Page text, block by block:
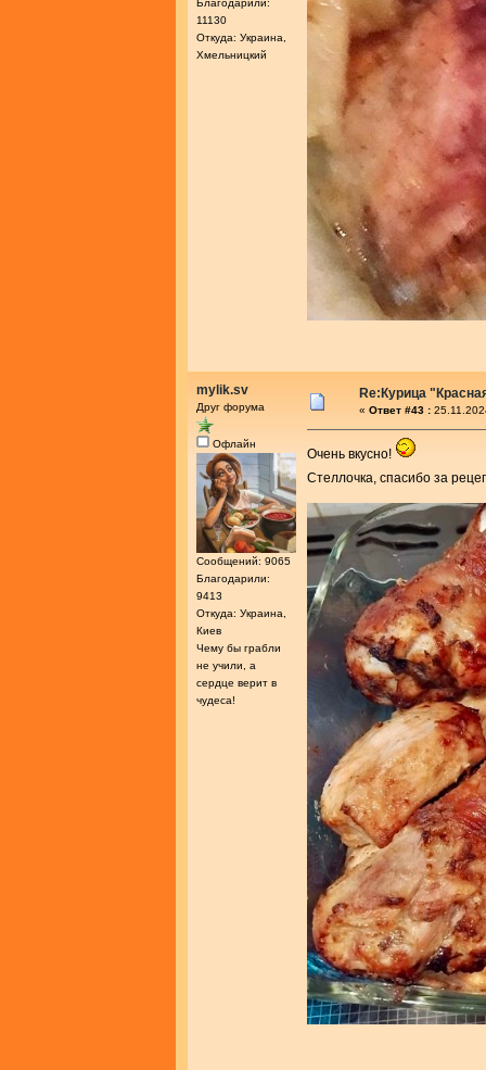
Благодарили:
11130
Откуда: Украина,
Хмельницкий
mylik.sv
Друг форума
Офлайн
Сообщений: 9065
Благодарили:
9413
Откуда: Украина,
Киев
Чему бы грабли
не учили, а
сердце верит в
чудеса!
Re:Курица
« Ответ #43 :
Очень вкусно!
Стеллочка, спасибо за